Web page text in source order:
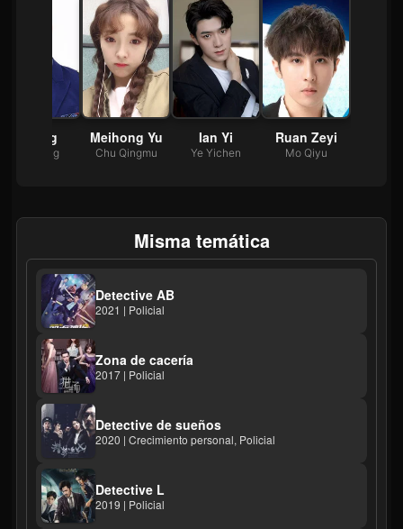
Li Xing
Zhai Xing
Meihong Yu
Chu Qingmu
Ian Yi
Ye Yichen
Ruan Zeyi
Mo Qiyu
Misma temática
Detective AB
2021 | Policial
Zona de cacería
2017 | Policial
Detective de sueños
2020 | Crecimiento personal, Policial
Detective L
2019 | Policial